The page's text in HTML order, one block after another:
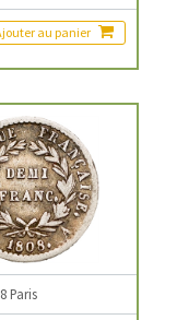
au panier
Paris